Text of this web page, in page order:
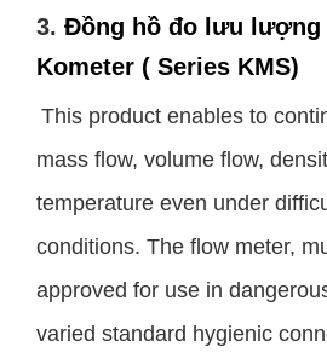
3. Đồng hồ đo lưu lượng
Kometer ( Series KMS)
This product enables to
mass flow, volume flow,
temperature even under
conditions. The flow meter,
approved for use in
varied standard hygienic